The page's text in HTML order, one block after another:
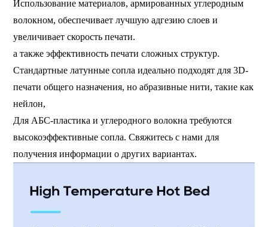
Использование материалов, армированных углеродным
волокном, обеспечивает лучшую адгезию слоев и
увеличивает скорость печати.
а также эффективность печати сложных структур.
Стандартные латунные сопла идеально подходят для 3D-
печати общего назначения, но абразивные нити, такие как
нейлон,
Для АБС-пластика и углеродного волокна требуются
высокоэффективные сопла. Свяжитесь с нами для
получения информации о других вариантах.